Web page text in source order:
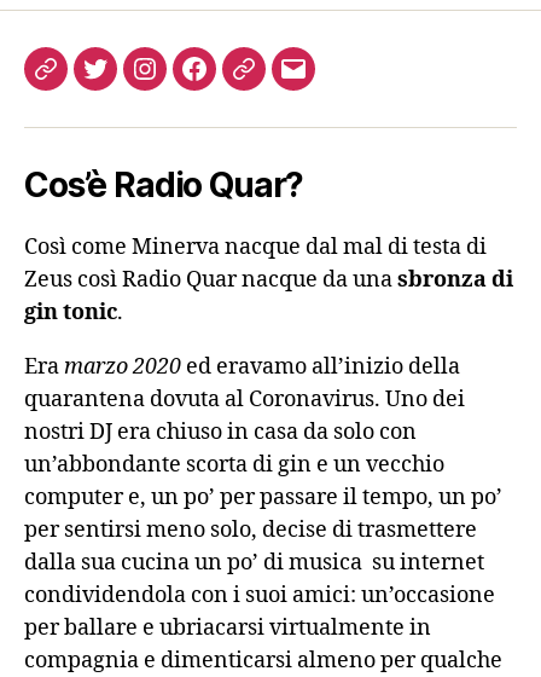
ComeTwitterInstagram
FB Podcast
Email
Cos’è Radio Quar?
Così come Minerva nacque dal mal di testa di
Zeus così Radio Quar nacque da unasbronza di
gin tonic.
Eramarzo 2020 ed eravamo all’inizio della
quarantena dovuta al Coronavirus. Uno dei
nostri DJ era chiuso in casa da solo con
un’abbondante scorta di gin e un vecchio
computer e, un po’ per passare il tempo, un po’
per sentirsi meno solo, decise di trasmettere
dalla sua cucina un po’ di musica su internet
condividendola con i suoi amici: un’occasione
per ballare e ubriacarsi virtualmente in
compagnia e dimenticarsi almeno per qualche